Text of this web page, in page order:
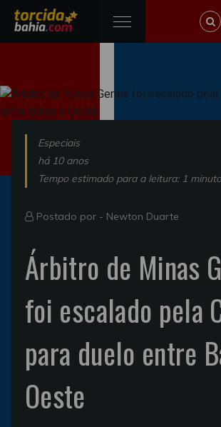
Especiais
há 10 anos
Tempo estimado para a leitura: 1
Postado por - Newton Duarte
Árbitro de Minas
foi escalado pela
para duelo entre
Oeste